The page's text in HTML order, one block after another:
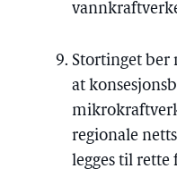
Stortinget ber
at
regionale
legges til rette